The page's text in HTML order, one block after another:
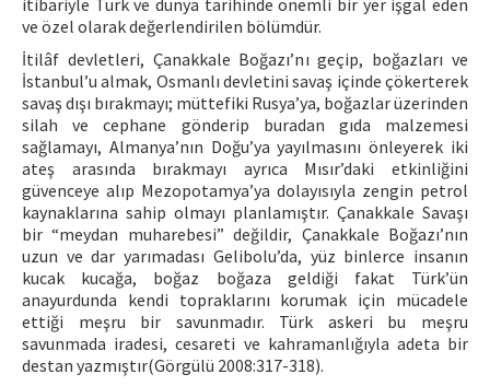
itibariyle Türk ve dünya tarihinde önemli bir yer işgal eden
ve özel olarak değerlendirilen bölümdür.
İtilâf devletleri, Çanakkale Boğazı’nı geçip, boğazları ve
İstanbul’u almak, Osmanlı devletini savaş içinde çökerterek
savaş dışı bırakmayı; müttefiki Rusya’ya, boğazlar üzerinden
silah ve cephane gönderip buradan gıda malzemesi
sağlamayı, Almanya’nın Doğu’ya yayılmasını önleyerek iki
ateş arasında bırakmayı ayrıca Mısır’daki etkinliğini
güvenceye alıp Mezopotamya’ya dolayısıyla zengin petrol
kaynaklarına sahip olmayı planlamıştır. Çanakkale Savaşı
bir “meydan muharebesi” değildir, Çanakkale Boğazı’nın
uzun ve dar yarımadası Gelibolu’da, yüz binlerce insanın
kucak kucağa, boğaz boğaza geldiği fakat Türk’ün
anayurdunda kendi topraklarını korumak için mücadele
ettiği meşru bir savunmadır. Türk askeri bu meşru
savunmada iradesi, cesareti ve kahramanlığıyla adeta bir
destan yazmıştır(Görgülü 2008:317-318).